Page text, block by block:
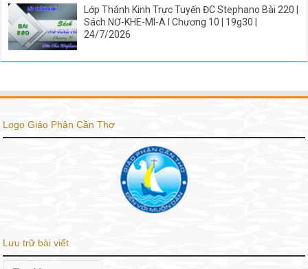
Lớp Thánh Kinh Trực Tuyến ĐC Stephano Bài 220 |
Sách NƠ-KHE-MI-A I Chương 10 | 19g30 |
24/7/2026
Logo Giáo Phận Cần Thơ
Lưu trữ bài viết
Lưu